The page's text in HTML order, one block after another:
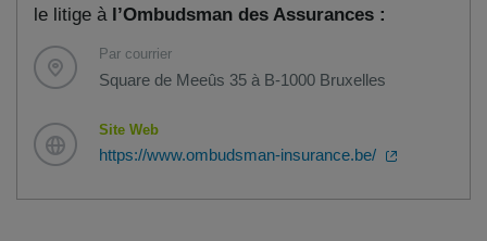
le litige à l’Ombudsman des Assurances :
Par courrier
Square de Meeûs 35 à B-1000 Bruxelles
Site Web
https://www.ombudsman-insurance.be/